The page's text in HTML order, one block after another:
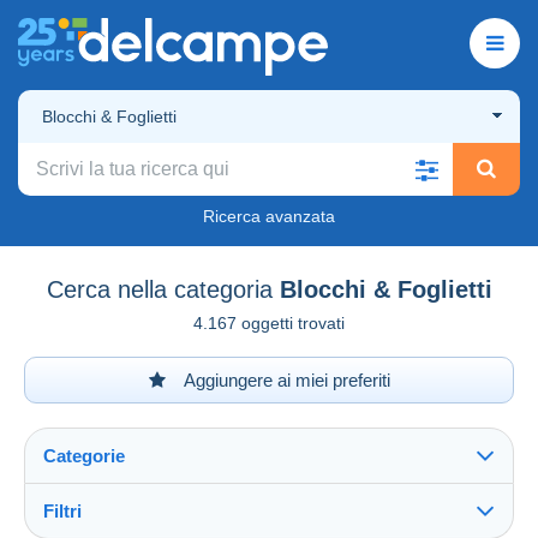
Blocchi & Foglietti
Ricerca avanzata
Cerca nella categoria Blocchi & Foglietti
4.167 oggetti trovati
Aggiungere ai miei preferiti
Categorie
Filtri